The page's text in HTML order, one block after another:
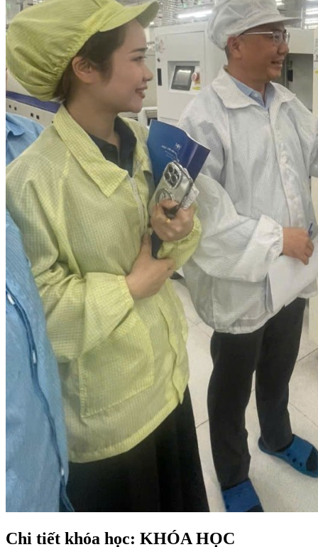
Chi tiết khóa học: KHÓA HỌC